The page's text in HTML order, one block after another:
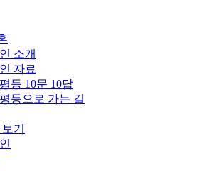
소개
자료
등 10문 10답
등으로 가는 길
기